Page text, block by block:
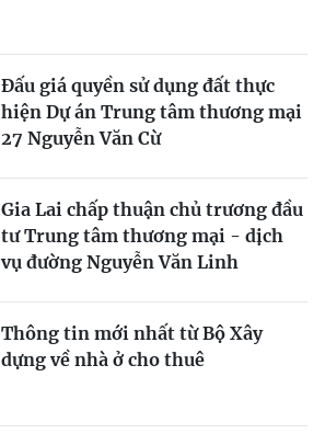
Đấu giá quyền sử dụng đất thực
hiện Dự án Trung tâm thương mại
27 Nguyễn Văn Cừ
Gia Lai chấp thuận chủ trương đầu
tư Trung tâm thương mại - dịch
vụ đường Nguyễn Văn Linh
Thông tin mới nhất từ Bộ Xây
dựng về nhà ở cho thuê